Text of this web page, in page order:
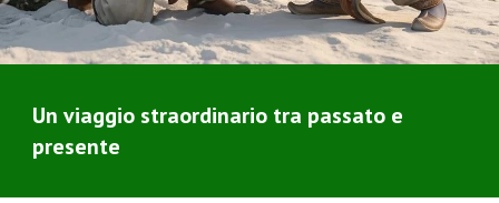
Un viaggio straordinario tra passato e
presente